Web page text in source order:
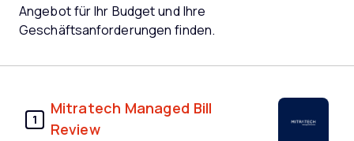
Angebot für Ihr Budget und Ihre
Geschäftsanforderungen finden.
1
Mitratech Managed Bill
Review